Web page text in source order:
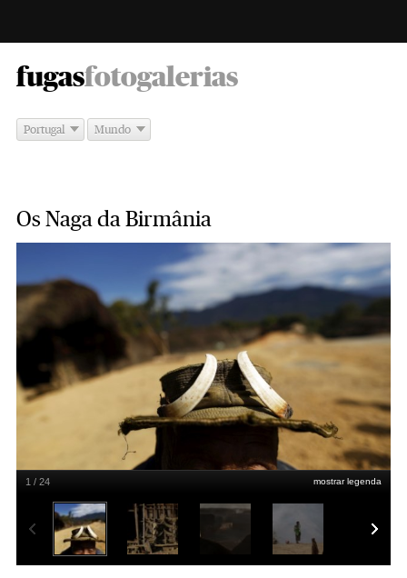
fugas -
fotogalerias
Portugal Mundo
Os Naga da Birmânia
mostrar legenda
1 / 24